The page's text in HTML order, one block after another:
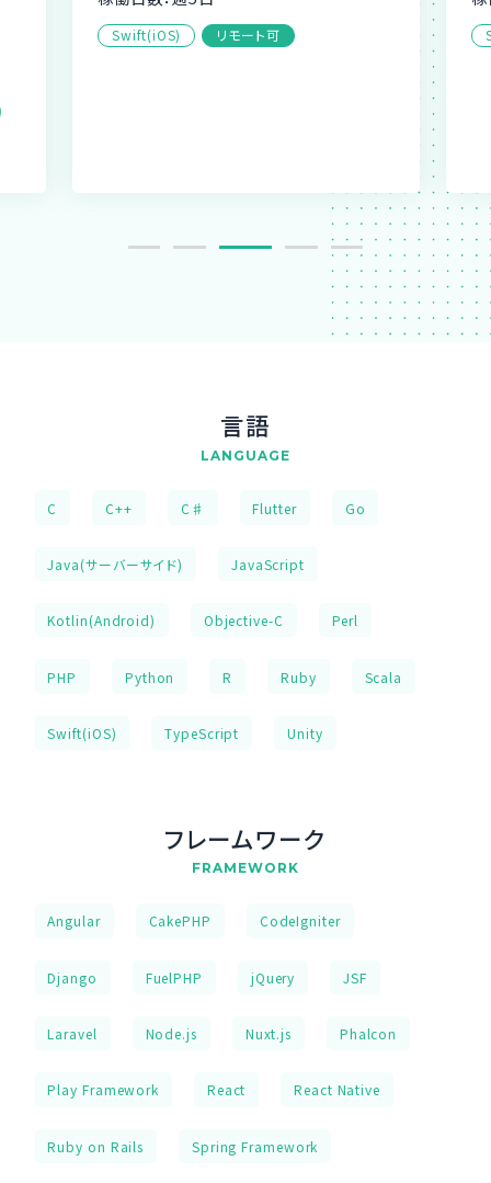
Swift(iOS) リモート可
言語
LANGUAGE
C C++ C♯ Flutter Go
Java(サーバーサイド) JavaScript
Kotlin(Android) Objective-C Perl
PHP Python R Ruby Scala
Swift(iOS) TypeScript Unity
フレームワーク
FRAMEWORK
Angular CakePHP CodeIgniter
Django FuelPHP jQuery JSF
Laravel Node.js Nuxt.js Phalcon
Play Framework React React Native
Ruby on Rails Spring Framework